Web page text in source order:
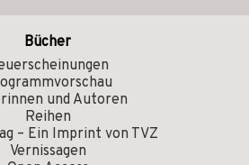
Bücher
und Autoren
Reihen
– Ein Imprint von TVZ
Vernissagen